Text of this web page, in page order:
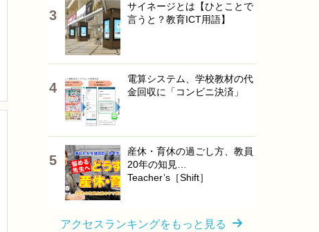
サイネージとは【ひとことで
言うと？教育ICT用語】
電算システム、学校教材の代
金回収に「コンビニ決済」
産休・育休の過ごし方、教員
20年の知見…
Teacher’s［Shift］
アクセスランキングをもっと見る